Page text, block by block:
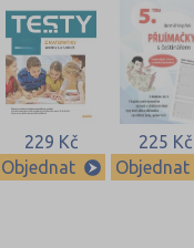
229 Kč
Objednat
225 Kč
Objednat